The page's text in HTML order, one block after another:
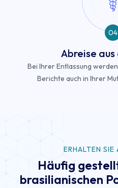
04
Abreise
Bei Ihrer Entlassung
Berichte auch in Ihrer
ERHALTEN SIE
Häufig
brasilianischen